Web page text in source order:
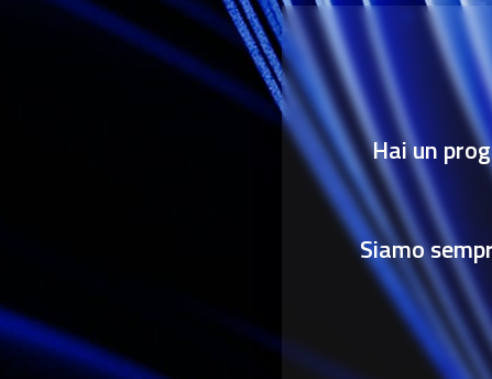
Hai un
Siamo